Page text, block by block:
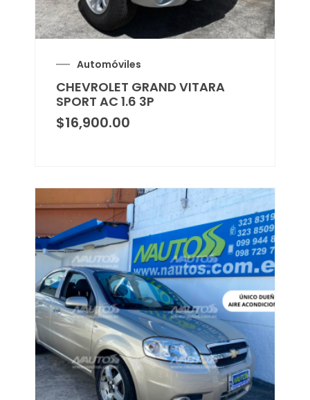
Automóviles
CHEVROLET GRAND VITARA
SPORT AC 1.6 3P
$16,900.00